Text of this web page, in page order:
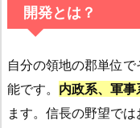
開発とは？
自分の領地の郡単位
能です。 内政系、軍
ます。信長の野望で